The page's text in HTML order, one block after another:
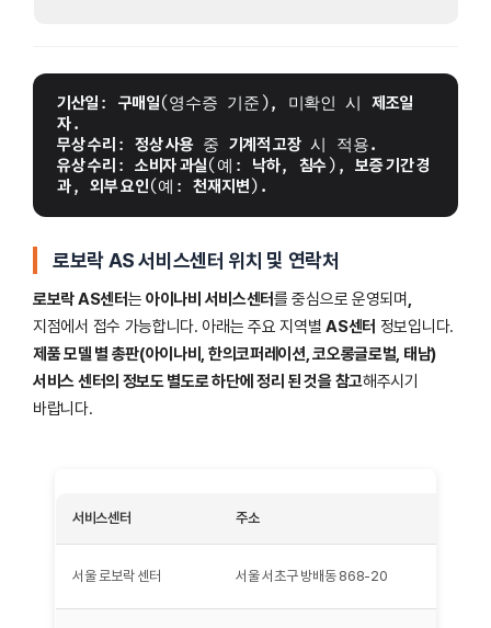
기산일 : 구매일(영수증 기준), 미확인 시 제조일
자.
무상 수리 : 정상 사용 중 기계적 고장 시 적용.
유상 수리 : 소비자 과실(예: 낙하, 침수), 보증 기간 경
과, 외부 요인(예: 천재지변).
로보락 AS 서비스센터 위치 및 연락처
로보락 AS센터는아이나비 서비스센터를 중심으로 운영되며 ,
지점에서 접수 가능합니다. 아래는 주요 지역별AS센터 정보입니다.
제품 모델 별 총판(아이나비, 한의코퍼레이션, 코오롱글로벌, 태남)
서비스 센터의 정보도 별도로 하단에 정리 된 것을 참고해주시기
바랍니다.
서비스센터 주소
서울 로보락 센터 서울 서초구 방배동 868-20